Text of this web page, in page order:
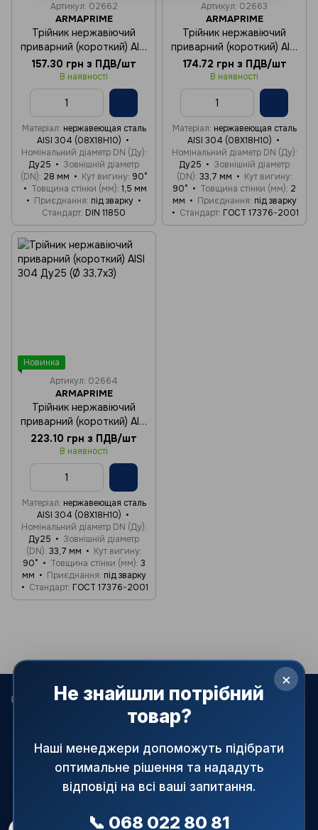
Артикул: 02662
ARMAPRIME
Трійник нержавіючий
приварний (короткий) AISI
304 Ду25 (Ø 28x1,5)
157.30 грн з ПДВ/шт
В наявності
Матеріал нержавеющая сталь
AISI 304 (08Х18Н10)
Номінальний діаметр DN (Ду)
Ду25
Зовнішній діаметр
(DN) 28 мм Кут вигину 90°
Товщина стінки (мм) 1,5 мм
Приєднання під зварку
Стандарт DIN 11850
Артикул: 02663
ARMAPRIME
Трійник нержавіючий
приварний (короткий) AISI
304 Ду25 (Ø 33,7x2)
174.72 грн з ПДВ/шт
В наявності
Матеріал нержавеющая сталь
AISI 304 (08Х18Н10)
Номінальний діаметр DN (Ду)
Ду25
Зовнішній діаметр
(DN) 33,7 мм
Кут вигину
90°
Товщина стінки (мм) 2
мм
Приєднання під зварку
Стандарт ГОСТ 17376-2001
Новинка
Артикул: 02664
ARMAPRIME
Трійник нержавіючий
приварний (короткий) AISI
304 Ду25 (Ø 33,7x3)
223.10 грн з ПДВ/шт
В наявності
Матеріал нержавеющая сталь
AISI 304 (08Х18Н10)
Номінальний діаметр DN (Ду)
Ду25
Зовнішній діаметр
(DN) 33,7 мм
Кут вигину
90°
Товщина стінки (мм) 3
мм
Приєднання під зварку
Стандарт ГОСТ 17376-2001
068 022-80-81 099 387-28-27
063 077-69-11
093 971-98-73
Контакти
Повна версія сайту
© 2015—2026
АРМАПРАЙМ — офіційний постачальник
При використанні матеріалів сайту посилання на джерело
×
Не знайшли потрібний
товар?
Наші менеджери допоможуть підібрати
оптимальне рішення та нададуть
відповіді на всі ваші запитання.
📞 068 022 80 81